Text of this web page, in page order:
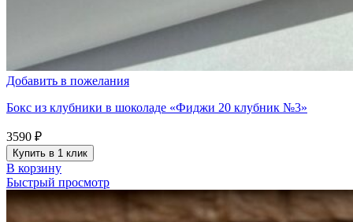
Добавить в пожелания
Бокс из клубники в шоколаде «Фиджи 20 клубник №3»
3590 ₽
Купить в 1 клик
В корзину
Быстрый просмотр